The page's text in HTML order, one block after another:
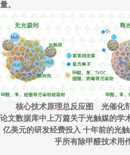
量。
核心技术原理总反应图 光催化
论文数据库中上万篇关于光触媒的学
亿美元的研发经费投入 十年前的光
乎所有除甲醛技术用